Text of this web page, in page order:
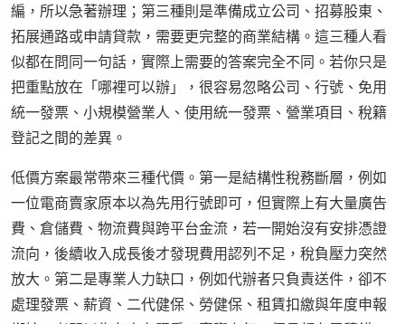
編，所以急著辦理；第三種則是準備成立公司、招募股東、
拓展通路或申請貸款，需要更完整的商業結構。這三種人看
似都在問同一句話，實際上需要的答案完全不同。若你只是
把重點放在「哪裡可以辦」，很容易忽略公司、行號、免用
統一發票、小規模營業人、使用統一發票、營業項目、稅籍
登記之間的差異。
低價方案最常帶來三種代價。第一是結構性稅務斷層，例如
一位電商賣家原本以為先用行號即可，但實際上有大量廣告
費、倉儲費、物流費與跨平台金流，若一開始沒有安排憑證
流向，後續收入成長後才發現費用認列不足，稅負壓力突然
放大。第二是專業人力缺口，例如代辦者只負責送件，卻不
處理發票、薪資、二代健保、勞健保、租賃扣繳與年度申報